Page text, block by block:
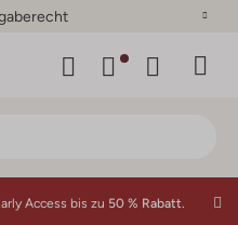
Access bis zu 50 % Rabatt.